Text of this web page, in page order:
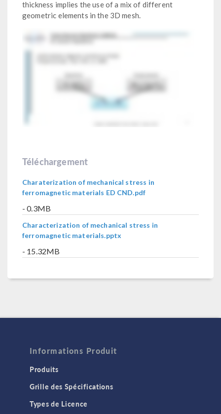
thickness implies the use of a mix of different
geometric elements in the 3D mesh.
Téléchargement
Charaterization of mechanical stress in
ferromagnetic materials ED CND.pdf
- 0.3MB
Characterization of mechanical stress in
ferromagnetic materials.pptx
- 15.32MB
Informations Produit
Produits
Grille des Spécifications
Types de Licence